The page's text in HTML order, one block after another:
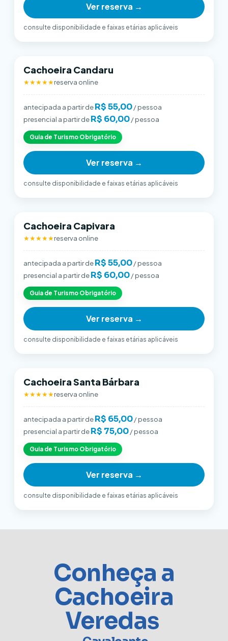
Ver reserva →
consulte disponibilidade e faixas etárias aplicáveis
Cachoeira Candaru
★★★★★reserva online
antecipada a partir deR$ 55,00/ pessoa
presencial a partir deR$ 60,00/ pessoa
Guia de Turismo Obrigatório
Ver reserva →
consulte disponibilidade e faixas etárias aplicáveis
Cachoeira Capivara
★★★★★reserva online
antecipada a partir deR$ 55,00/ pessoa
presencial a partir deR$ 60,00/ pessoa
Guia de Turismo Obrigatório
Ver reserva →
consulte disponibilidade e faixas etárias aplicáveis
Cachoeira Santa Bárbara
★★★★★reserva online
antecipada a partir deR$ 65,00/ pessoa
presencial a partir deR$ 75,00/ pessoa
Guia de Turismo Obrigatório
Ver reserva →
consulte disponibilidade e faixas etárias aplicáveis
Conheça a
Cachoeira
Veredas